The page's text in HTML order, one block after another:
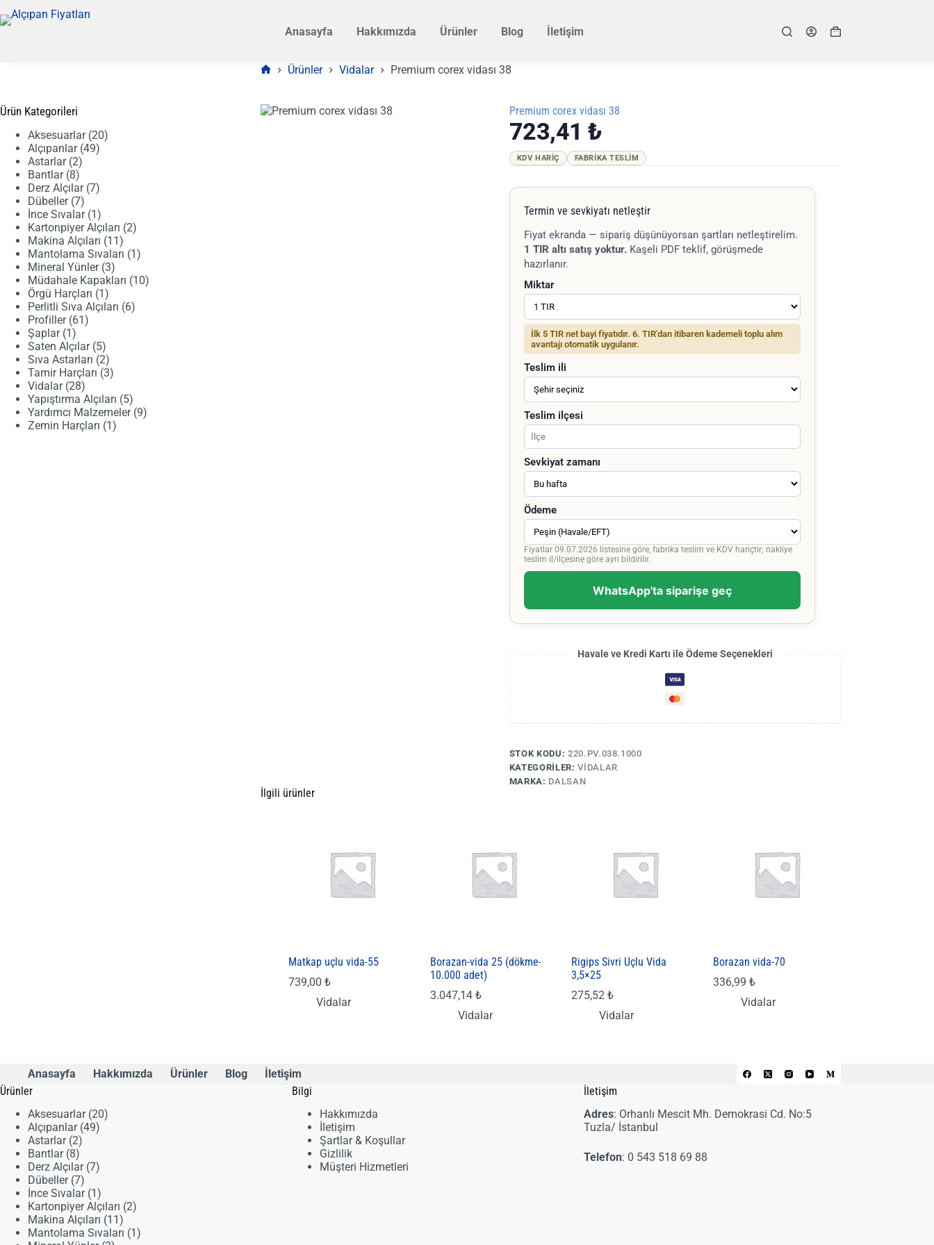
to
Anasayfa Hakkımızda Ürünler Blog İletişim
Shopping
Ürünler Vidalar Premium corex vidası 38
Premium corex vidası 38
723,41₺
KDV HARIÇ FABRIKA TESLIM
Termin ve sevkiyatı netleştir
Fiyat ekranda — sipariş düşünüyorsan şartları netleştirelim.
1 TIR altı satış yoktur.Kaşeli PDF teklif, görüşmede
hazırlanır.
Miktar
İlk 5 TIR net bayi fiyatıdır. 6. TIR'dan itibaren kademeli toplu alım
avantajı otomatik uygulanır.
Teslim ili
Teslim ilçesi
Sevkiyat zamanı
Ödeme
Fiyatlar 09.07.2026 listesine göre, fabrika teslim ve KDV hariçtir; nakliye
teslim il/ilçesine göre ayrı bildirilir.
WhatsApp'ta siparişe geç
Havale ve Kredi Kartı ile Ödeme Seçenekleri
STOK KODU: 220.PV.038.1000
KATEGORILER:VIDALAR
MARKA: DALSAN
İlgili ürünler
Matkap uçlu vida-55
739,00 ₺
Vidalar
Borazan-vida 25 (dökme-
10.000 adet)
3.047,14 ₺
Vidalar
Rigips Sivri Uçlu Vida
3,5×25
275,52₺
Vidalar
Borazan vida-70
336,99 ₺
Vidalar
Ürün Kategorileri
Aksesuarlar 2020
Alçıpanlar 4949
Astarlar 22
ürün
Bantlar 88
ürün
Derz Alçılar 77
Dübeller 77
ürün
İnce Sıvalar 1 1
ürün
Kartonpiyer Alçıları 22
Makina Alçıları 11 11
ürün
Mantolama Sıvaları 1 1
Mineral Yünler 33
ürün
Müdahale Kapakları 1010
Örgü Harçları 1 1
ürün
Perlitli Sıva Alçıları 66
Profiller 61 61
Şaplar 1 1
ürün
Saten Alçılar 55
ürün
Sıva Astarları 22
ürün
Tamir Harçları 33
Vidalar 2828
ürün
Yapıştırma Alçıları 55
ürün
Yardımcı Malzemeler 99
Zemin Harçları 1 1
Anasayfa Hakkımızda Ürünler Blog
İletişim
Ürünler
Aksesuarlar 2020
Alçıpanlar 4949
Astarlar 22
ürün
Bantlar 88
ürün
Derz Alçılar 77
Dübeller 77
ürün
İnce Sıvalar 1 1
ürün
Kartonpiyer Alçıları 22
Makina Alçıları 11 11
ürün
Mantolama Sıvaları 1 1
Bilgi
Hakkımızda
İletişim
Şartlar & Koşullar
Gizlilik
Müşteri Hizmetleri
İletişim
Adres: Orhanlı Mescit Mh. Demokrasi Cd. No:5
Tuzla/ İstanbul
Telefon: 0 543 518 69 88